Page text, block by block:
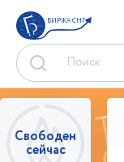
БИРЖА СНГ
Свободен
сейчас